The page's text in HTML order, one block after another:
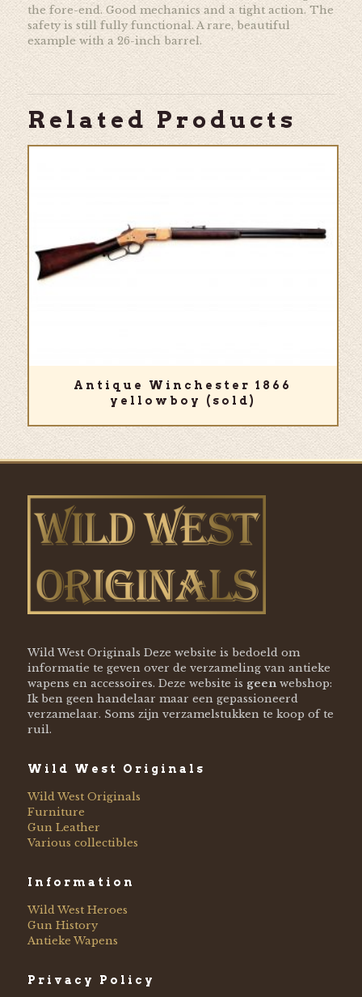
the fore-end. Good mechanics and a tight action. The
safety is still fully functional. A rare, beautiful
example with a 26-inch barrel.
Related Products
Antique Winchester 1866
yellowboy (sold)
Wild West Originals Deze website is bedoeld om
informatie te geven over de verzameling van antieke
wapens en accessoires. Deze website is geenwebshop:
Ik ben geen handelaar maar een gepassioneerd
verzamelaar. Soms zijn verzamelstukken te koop of te
ruil.
Wild West Originals
Wild West Originals
Furniture
Gun Leather
Various collectibles
Information
Wild West Heroes
Gun History
Antieke Wapens
Privacy Policy